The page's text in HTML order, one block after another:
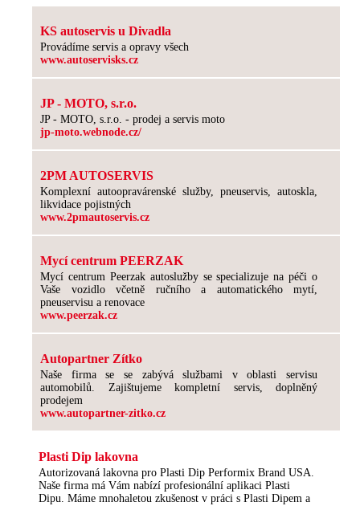
KS autoservis u Divadla
Provádíme servis a opravy všech
www.autoservisks.cz
JP - MOTO, s.r.o.
JP - MOTO, s.r.o. - prodej a servis moto
jp-moto.webnode.cz/
2PM AUTOSERVIS
Komplexní autoopravárenské služby, pneuservis, autoskla,
likvidace pojistných
www.2pmautoservis.cz
Mycí centrum PEERZAK
Mycí centrum Peerzak autoslužby se specializuje na péči o
Vaše vozidlo včetně ručního a automatického mytí,
pneuservisu a renovace
www.peerzak.cz
Autopartner Zítko
Naše firma se se zabývá službami v oblasti servisu
automobilů. Zajištujeme kompletní servis, doplněný
prodejem
www.autopartner-zitko.cz
Plasti Dip lakovna
Autorizovaná lakovna pro Plasti Dip Performix Brand USA.
Naše firma má Vám nabízí profesionální aplikaci Plasti
Dipu. Máme mnohaletou zkušenost v práci s Plasti Dipem a